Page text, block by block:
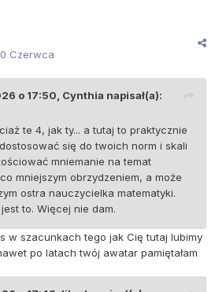
Czerwca
o 17:50, Cynthia napisał(a):
te 4, jak ty... a tutaj to praktycznie
się do twoich norm i skali
mniemanie na temat
mniejszym obrzydzeniem, a może
ostra nauczycielka matematyki.
to. Więcej nie dam.
w szacunkach tego jak Cię tutaj lubimy
po latach twój awatar pamiętałam